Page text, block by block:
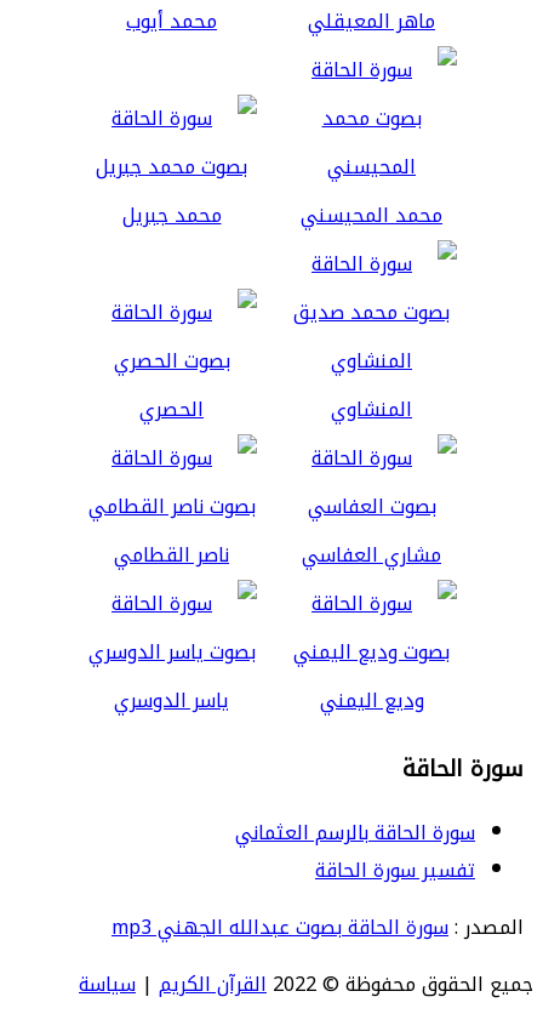
ماهر المعيقلي محمد أيوب
محمد المحيسني محمد جبريل
المنشاوي الحصري
مشاري العفاسي ناصر القطامي
وديع اليمني ياسر الدوسري
سورة الحاقة
سورة الحاقة بالرسم العثماني
تفسير سورة الحاقة
المصدر :سورة الحاقة بصوت عبدالله الجهني mp3
جميع الحقوق محفوظة © 2022
القرآن الكريم | سياسة